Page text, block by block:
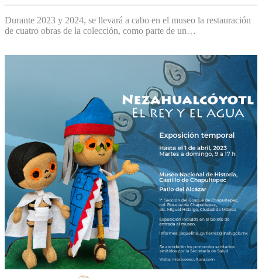
Durante 2023 y 2024, se llevará a cabo en el museo la restauración
de cuatro obras de la colección, como parte de un…